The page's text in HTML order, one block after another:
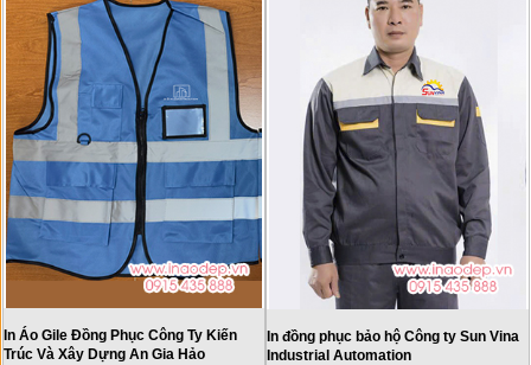
In Áo Gile Đồng Phục Công Ty Kiến
Trúc Và Xây Dựng An Gia Hảo
In đồng phục bảo hộ Công ty Sun Vina
Industrial Automation